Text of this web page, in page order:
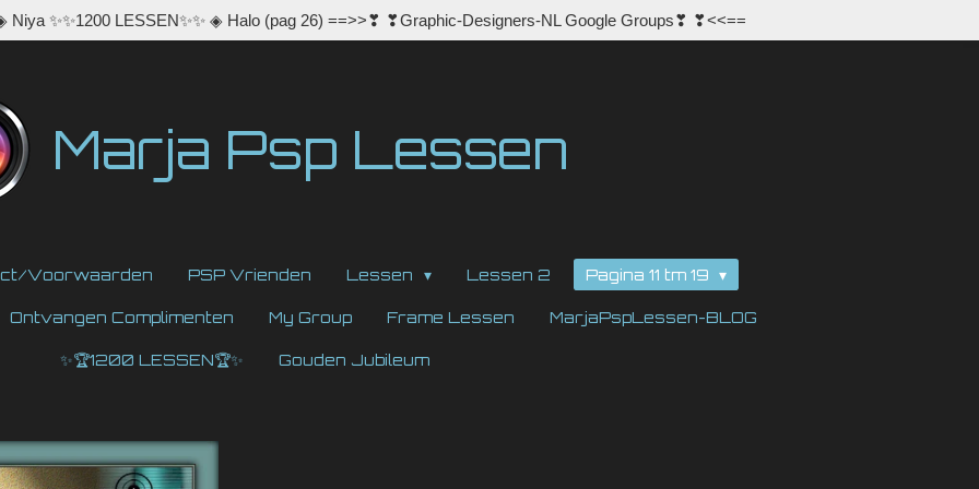
✨✨1200 LESSEN✨✨ ◈ Halo (pag 26) ==>>❣ ❣Graphic-Designers-NL Google Groups❣ ❣<<==
Marja Psp Lessen
Voorwaarden PSP Vrienden Lessen Lessen 2 Pagina 11 tm 19
Ontvangen Complimenten My Group Frame Lessen MarjaPspLessen-BLOG
✨🏆1200 LESSEN🏆✨ Gouden Jubileum